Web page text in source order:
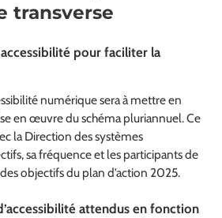
transverse
pour faciliter la
numérique sera à mettre en
en œuvre du schéma pluriannuel. Ce
la Direction des systèmes
sa fréquence et les participants de
objectifs du plan d’action 2025.
attendus en fonction